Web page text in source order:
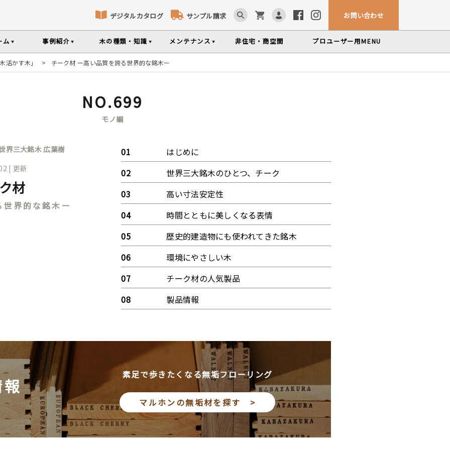
デジタルカタログ サンプル請求 お問い合わせ
床暖房対応フローリング パネリング カウンター・テーブル
とお願い 製品情報の見方と用語集
ム 事例紹介
樹種から探す
木の種類・知識
コラム「見る木活かす木」
メンテナンス
メンテナンスサービス
非住宅・商空間 プロユーザー用MENU
活かす木」 > チーク材 ー高い品質を誇る世界的な銘木ー
NO.699
モノ編
界三大銘木広葉樹
| 更新
材
界的な銘木ー
はじめに
世界三大銘木のひとつ、チーク
高い寸法安定性
時間とともに美しくなる表情
歴史的建造物にも使われてきた銘木
環境にやさしい木
チーク材の人気製品
製品情報
報
素足で歩きたくなる無垢フローリング
マルホンの無垢材を探す >